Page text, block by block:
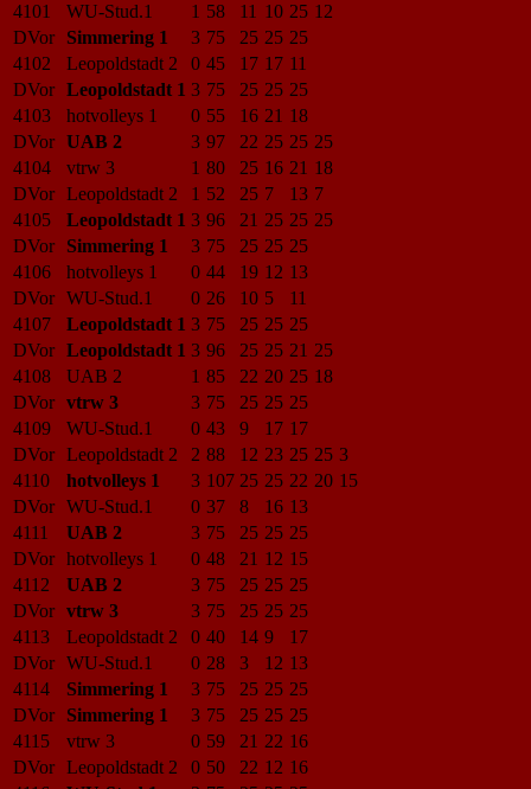
4101
WU-Stud.1 1 58 11 10 25 12
DVor
Simmering 1 3 75 25 25 25
4102
Leopoldstadt 2 0 45 17 17 11
DVor Leopoldstadt 1 3 75 25 25 25
4103
hotvolleys 1 0 55 16 21 18
DVor UAB 2 3 97 22 25 25 25
4104
vtrw 3 1 80 25 16 21 18
DVor Leopoldstadt 2 1 52 25 7 13 7
4105
Leopoldstadt 1 3 96 21 25 25 25
DVor
Simmering 1 3 75 25 25 25
4106
hotvolleys 1 0 44 19 12 13
DVor WU-Stud.1 0 26 10 5
11
4107
Leopoldstadt 1 3 75 25 25 25
DVor Leopoldstadt 1 3 96 25 25 21 25
4108
UAB 2 1 85 22 20 25 18
DVor vtrw 3 3 75 25 25 25
4109
WU-Stud.1 0 43 9 17 17
DVor Leopoldstadt 2 2 88 12 23 25 25 3
4110
hotvolleys 1 3 107 25 25 22 20 15
DVor WU-Stud.1 0 37 8 16 13
4111
UAB 2 3 75 25 25 25
DVor hotvolleys 1 0 48 21 12 15
4112
UAB 2 3 75 25 25 25
DVor vtrw 3 3 75 25 25 25
4113
Leopoldstadt 2 0 40 14 9
17
DVor WU-Stud.1 0 28 3 12 13
4114
Simmering 1 3 75 25 25 25
DVor
Simmering 1 3 75 25 25 25
4115
vtrw 3 0 59 21 22 16
DVor Leopoldstadt 2 0 50 22 12 16